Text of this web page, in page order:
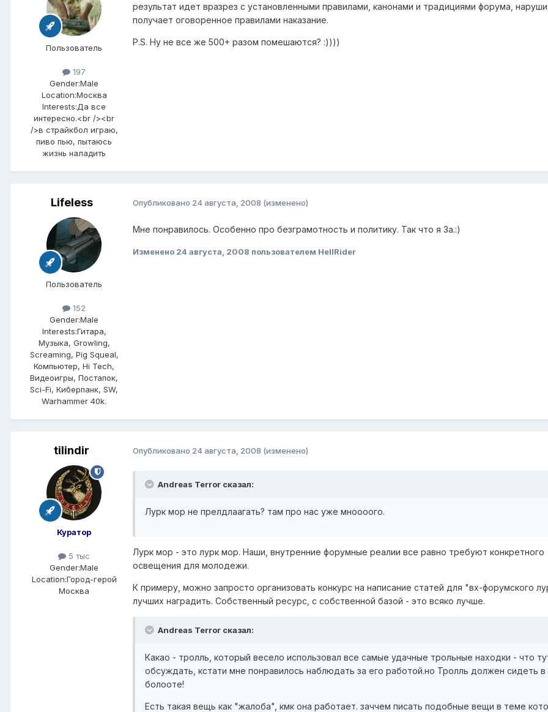
Пользователь
197
Gender:Male
Location:Москва
Interests:Да все
интересно.<br /><br
/>в страйкбол играю,
пиво пью, пытаюсь
жизнь наладить
результат идет вразрез с установленными правилами, канонами и традициями форума,
получает оговоренное правилами наказание.
P.S. Ну не все же 500+ разом помешаются? :))))
Lifeless
Пользователь
152
Gender:Male
Interests:Гитара,
Музыка, Growling,
Screaming, Pig Squeal,
Компьютер, Hi Tech,
Видеоигры, Постапок,
Sci-Fi, Киберпанк, SW,
Warhammer 40k.
Опубликовано 24 августа, 2008 (изменено)
Мне понравилось. Особенно про безграмотность и политику. Так что я За.:)
Изменено 24 августа, 2008 пользователем HellRider
tilindir
Куратор
5 тыс
Gender:Male
Location:Город-герой
Москва
Опубликовано 24 августа, 2008 (изменено)
Andreas Terror сказал:
Лурк мор не прелдлаагать? там про нас уже мноооого.
Лурк мор - это лурк мор. Наши, внутренние форумные реалии все равно требуют конкретного
освещения для молодежи.
К примеру, можно запросто организовать конкурс на написание статей для "вх-форумского
лучших наградить. Собственный ресурс, с собственной базой - это всяко лучше.
Andreas Terror сказал:
Какао - тролль, который весело использовал все самые удачные трольные находки - что
обсуждать, кстати мне понравилось наблюдать за его работой.но Тролль должен сидеть в
болооте!
Есть такая вещь как "жалоба", кмк она работает. заччем писать подобные вещи в теме